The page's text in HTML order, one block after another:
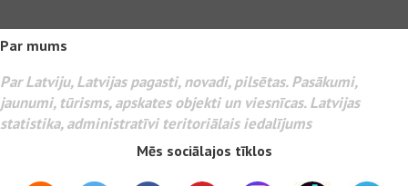
Par mums
Par Latviju, Latvijas pagasti, novadi, pilsētas. Pasākumi,
jaunumi, tūrisms, apskates objekti un viesnīcas. Latvijas
statistika, administratīvi teritoriālais iedalījums
Mēs sociālajos tīklos